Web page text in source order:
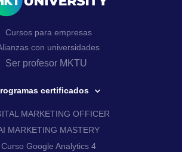
Cursos para empresas
con universidades
Ser profesor MKTU
certificados
MARKETING OFFICER
MARKETING MASTERY
Curso Google Analytics 4